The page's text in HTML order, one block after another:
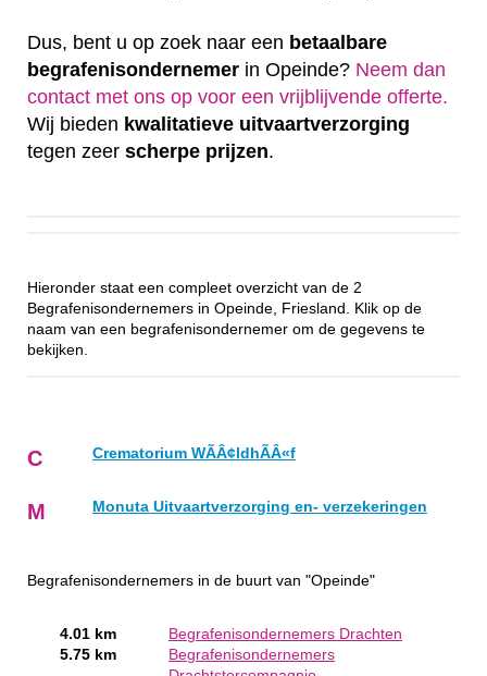
Dus, bent u op zoek naar een betaalbare
begrafenisondernemer in Opeinde? Neem dan
contact met ons op voor een vrijblijvende offerte‎.
Wij bieden kwalitatieve uitvaartverzorging
tegen zeer scherpe prijzen.
Hieronder staat een compleet overzicht van de 2
Begrafenisondernemers in Opeinde, Friesland. Klik op de
naam van een begrafenisondernemer om de gegevens te
bekijken.
C Crematorium WÃÂ¢ldhÃÂ«f
M Monuta Uitvaartverzorging en- verzekeringen
Begrafenisondernemers in de buurt van "Opeinde"
4.01 km
Begrafenisondernemers Drachten
5.75 km
Begrafenisondernemers